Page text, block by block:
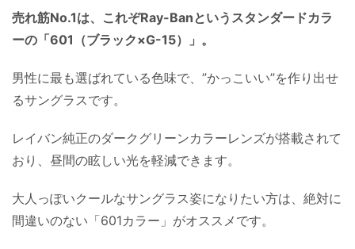
売れ筋No.1は、これぞRay-Banというスタンダードカラ
ーの「601（ブラック×G-15）」。
男性に最も選ばれている色味で、”かっこいい”を作り出せ
るサングラスです。
レイバン純正のダークグリーンカラーレンズが搭載されて
おり、昼間の眩しい光を軽減できます。
大人っぽいクールなサングラス姿になりたい方は、絶対に
間違いのない「601カラー」がオススメです。